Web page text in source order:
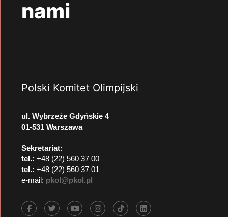
nami
Polski Komitet Olimpijski
ul. Wybrzeże Gdyńskie 4
01-531 Warszawa
Sekretariat:
tel.: +48 (22) 560 37 00
tel.: +48 (22) 560 37 01
e-mail: pkol@pkol.pl